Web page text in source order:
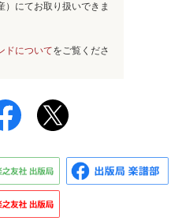
）にてお取り扱いできま
ドについてをご覧くださ